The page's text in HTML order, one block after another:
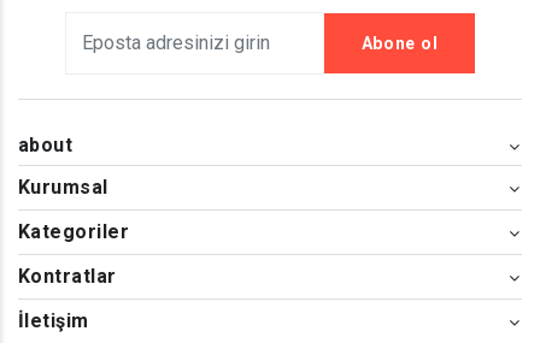
Abone ol
about
Kurumsal
Kategoriler
Kontratlar
İletişim